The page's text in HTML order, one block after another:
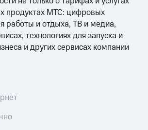
продуктах МТС: цифровых
работы и отдыха, ТВ и медиа,
технологиях для запуска и
и других сервисах компании